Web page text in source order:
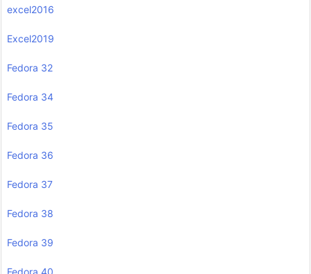
excel2016
Excel2019
Fedora 32
Fedora 34
Fedora 35
Fedora 36
Fedora 37
Fedora 38
Fedora 39